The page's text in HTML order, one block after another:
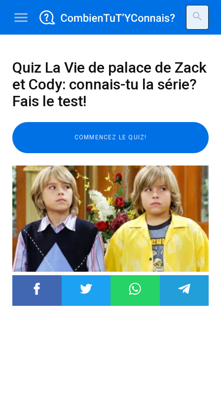
menu search
Quiz La Vie de palace de Zack
et Cody: connais-tu la série?
Fais le test!